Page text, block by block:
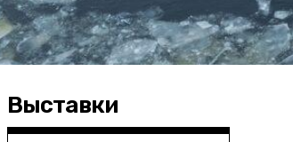
Выставки